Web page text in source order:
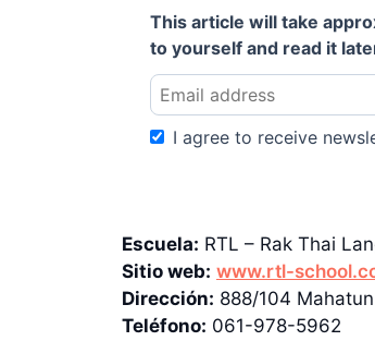
This article will take
to yourself and read it
I agree to receive
Escuela: RTL – Rak Thai
Sitio web: www.rtl-
Dirección: 888/104
Teléfono: 061-978-5962